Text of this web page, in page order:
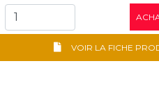
VOIR LA FICHE